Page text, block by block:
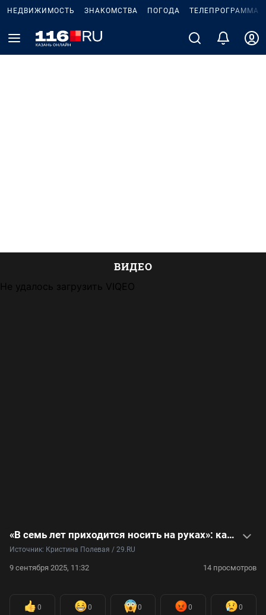
НЕДВИЖИМОСТЬ ЗНАКОМСТВА ПОГОДА ТЕЛЕПРОГРАММА
ВИДЕО
Не удалось загрузить VIQEO
«В семь лет приходится носить на руках»: как живет и учится «девочка-бабочка» — видео
Источник: Кристина Полевая / 29.RU
9 сентября 2025, 11:32 14 просмотров
0 0 0 0 0